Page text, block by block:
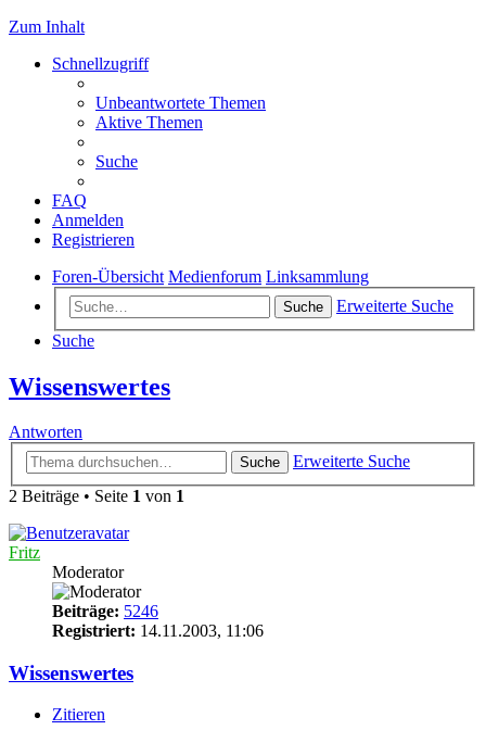
Zum Inhalt
Schnellzugriff
Unbeantwortete Themen
Aktive Themen
Suche
FAQ
Anmelden
Registrieren
Foren-Übersicht Medienforum Linksammlung
Suche
Erweiterte Suche
Suche
Wissenswertes
Antworten
Suche
Erweiterte Suche
2 Beiträge • Seite 1 von 1
Fritz
Moderator
Beiträge: 5246
Registriert: 14.11.2003, 11:06
Wissenswertes
Zitieren